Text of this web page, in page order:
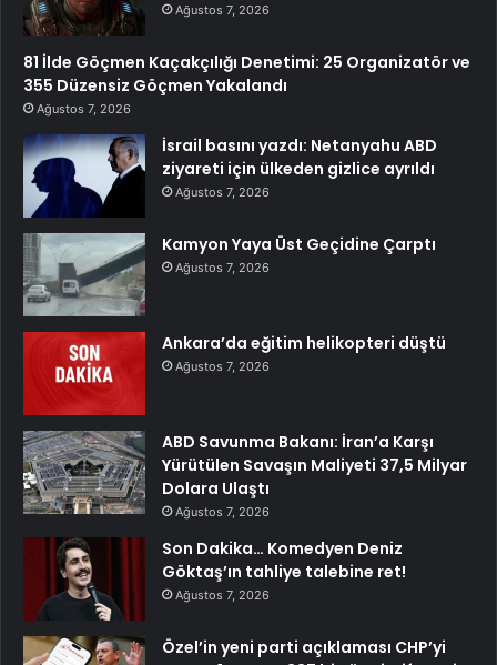
Ağustos 7, 2026
81 İlde Göçmen Kaçakçılığı Denetimi: 25 Organizatör ve
355 Düzensiz Göçmen Yakalandı
Ağustos 7, 2026
İsrail basını yazdı: Netanyahu ABD
ziyareti için ülkeden gizlice ayrıldı
Ağustos 7, 2026
Kamyon Yaya Üst Geçidine Çarptı
Ağustos 7, 2026
Ankara’da eğitim helikopteri düştü
Ağustos 7, 2026
ABD Savunma Bakanı: İran’a Karşı
Yürütülen Savaşın Maliyeti 37,5 Milyar
Dolara Ulaştı
Ağustos 7, 2026
Son Dakika… Komedyen Deniz
Göktaş’ın tahliye talebine ret!
Ağustos 7, 2026
Özel’in yeni parti açıklaması CHP’yi